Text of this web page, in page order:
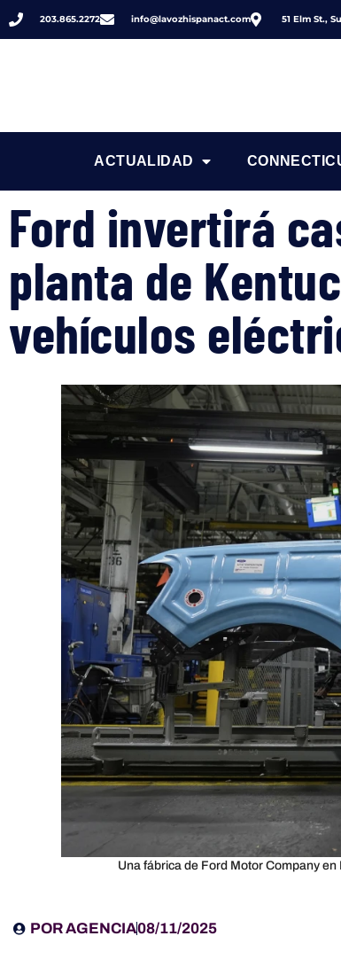
203.865.2272 info@lavozhispanact.com 51 Elm St.,
ACTUALIDAD
Ford invertirá
planta de
vehículos
Una fábrica de Ford Motor Company
PORAGENCIA08/11/2025